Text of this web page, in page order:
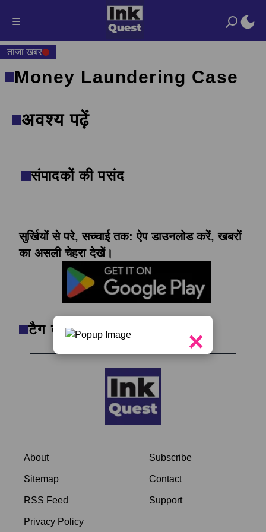
☰
ताजा खबर
×
Money Laundering Case
अवश्य पढ़ें
संपादकों की पसंद
सुर्खियों से परे, सच्चाई तक: ऐप डाउनलोड करें, खबरों
का असली चेहरा देखें।
टैग क्लाउड
About
Sitemap
RSS Feed
Privacy Policy
Subscribe
Contact
Support